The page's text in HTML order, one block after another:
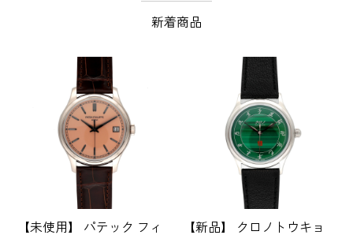
新着商品
【未使用】 パテック フィ 【新品】 クロノトウキョ